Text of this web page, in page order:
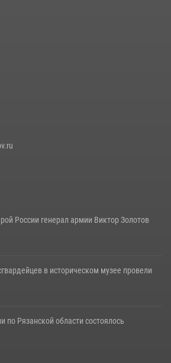
государственными наградами
безопасность во время футбольного
России генерал армии Виктор Золотов
в историческом музее провели
по Рязанской области состоялось